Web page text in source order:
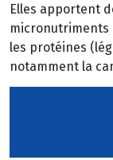
Elles apportent
micronutriments
les protéines
notamment la